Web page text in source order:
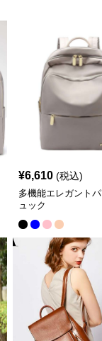
¥6,610 (税込)
多機能エレガント
ュック